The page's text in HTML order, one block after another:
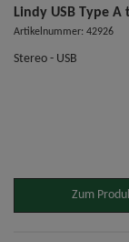
Lindy USB Type
Artikelnummer: 42926
Stereo - USB
Zum